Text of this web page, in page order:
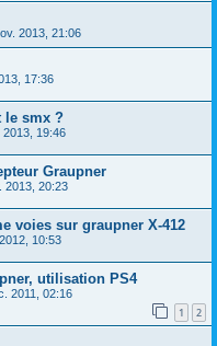
2013, 21:06
17:36
le smx ?
2013, 19:46
Graupner
2013, 20:23
voies sur graupner X-412
10:53
utilisation PS4
2011, 02:16
1 2